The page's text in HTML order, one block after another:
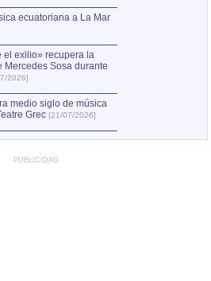
ecuatoriana a La Mar
el exilio» recupera la
Sosa durante
2026]
medio siglo de música
Grec [21/07/2026]
PUBLICIDAD